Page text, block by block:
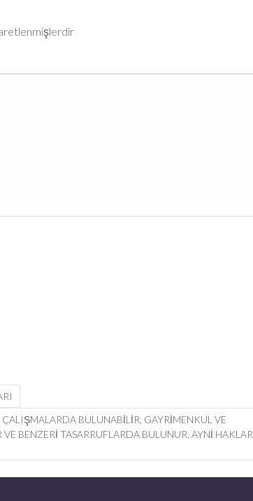
BULUNABILIR, GAYRIMENKUL VE
BENZERI TASARRUFLARDA BULUNUR, AYNI HAKLAR